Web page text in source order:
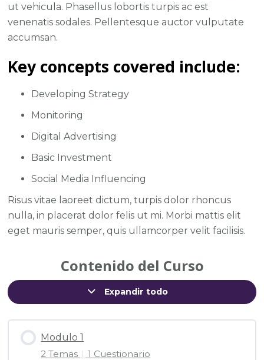
ut vehicula. Phasellus lobortis turpis ac est
venenatis sodales. Pellentesque auctor vulputate
accumsan.
Key concepts covered include:
Developing Strategy
Monitoring
Digital Advertising
Basic Investment
Social Media Influencing
Risus vitae laoreet dictum, turpis dolor rhoncus
nulla, in placerat dolor felis ut mi. Morbi mattis elit
eget mauris semper, quis ullamcorper velit facilisis.
Contenido del Curso
Expandir todo
Modulo 1
2 Temas | 1 Cuestionario